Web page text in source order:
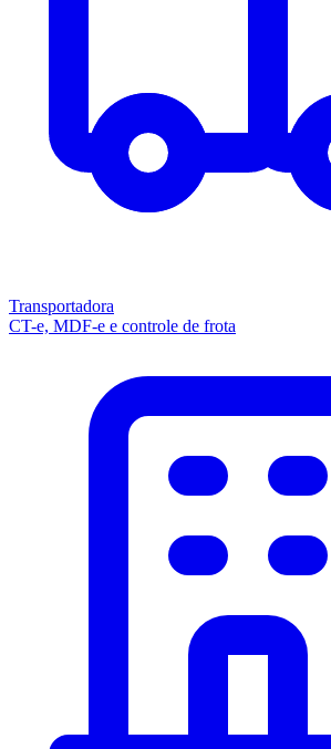
Transportadora
CT-e, MDF-e e controle de frota